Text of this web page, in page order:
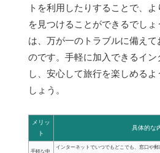
トを利用したりすることで、
を見つけることができるでし
は、万が一のトラブルに備えて
のです。手軽に加入できるイン
し、安心して旅行を楽しめる
しょう。
メリッ
ト
具体的な
手軽な申
インターネットでいつでもどこでも、窓口や